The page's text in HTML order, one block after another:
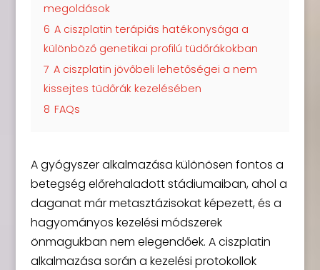
megoldások
6 A ciszplatin terápiás hatékonysága a
különböző genetikai profilú tüdőrákokban
7 A ciszplatin jövőbeli lehetőségei a nem
kissejtes tüdőrák kezelésében
8 FAQs
A gyógyszer alkalmazása különösen fontos a
betegség előrehaladott stádiumaiban, ahol a
daganat már metasztázisokat képezett, és a
hagyományos kezelési módszerek
önmagukban nem elegendőek. A ciszplatin
alkalmazása során a kezelési protokollok